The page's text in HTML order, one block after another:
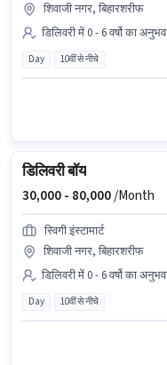
शिवाजी नगर, बिहारशरीफ
डिलिवरी में 0 - 6 वर्षो का अनुभव
Day 10वीं से नीचे
डिलिवरी बॉय
30,000 - 80,000/Month
स्विगी इंस्टामार्ट
शिवाजी नगर, बिहारशरीफ
डिलिवरी में 0 - 6 वर्षो का अनुभव
Day 10वीं से नीचे